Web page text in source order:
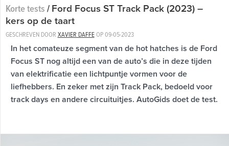
Korte tests/Ford Focus ST Track Pack (2023) –
kers op de taart
GESCHREVEN DOOR XAVIER DAFFEOP09-05-2023
In het comateuze segment van de hot hatches is de Ford
Focus ST nog altijd een van de auto’s die in deze tijden
van elektrificatie een lichtpuntje vormen voor de
liefhebbers. En zeker met zijn Track Pack, bedoeld voor
track days en andere circuituitjes. AutoGids doet de test.